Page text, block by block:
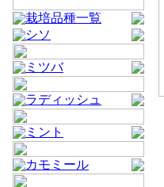
栽培品種一覧
シソ
ミツバ
ラディッシュ
ミント
カモミール